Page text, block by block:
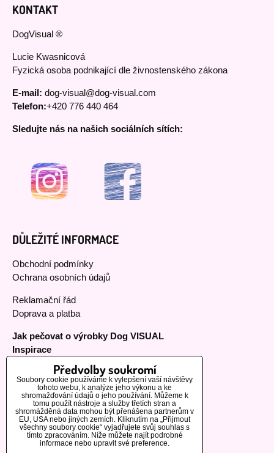
KONTAKT
DogVisual ®
Lucie Kwasnicová
Fyzická osoba podnikající dle živnostenského zákona
E-mail: dog-visual@dog-visual.com
Telefon:+420 776 440 464
Sledujte nás na našich sociálních sítích:
DŮLEŽITÉ INFORMACE
Obchodní podmínky
Ochrana osobních údajů
Reklamační řád
Doprava a platba
Jak pečovat o výrobky Dog VISUAL
Inspirace
MOHLO BY VÁS ZAJÍMAT
Naši zákazníci
Informace o výrobcích
Předvolby soukromí
Soubory cookie používáme k vylepšení vaší návštěvy
tohoto webu, k analýze jeho výkonu a ke
shromažďování údajů o jeho používání. Můžeme k
tomu použít nástroje a služby třetích stran a
shromážděná data mohou být přenášena partnerům v
EU, USA nebo jiných zemích. Kliknutím na „Přijmout
všechny soubory cookie“ vyjadřujete svůj souhlas s
tímto zpracováním. Níže můžete najít podrobné
informace nebo upravit své preference.